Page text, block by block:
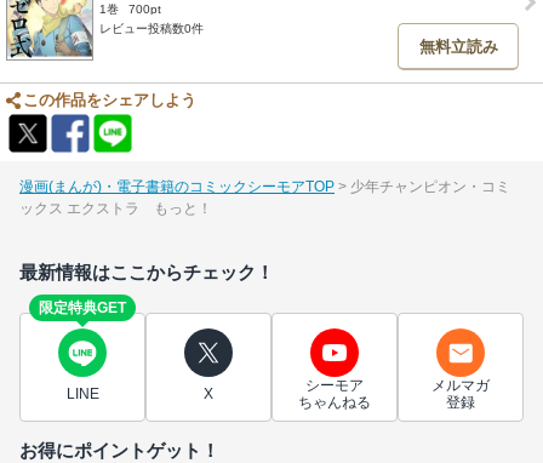
1巻
700pt
レビュー投稿数0件
無料立読み
この作品をシェアしよう
漫画(まんが)・電子書籍のコミックシーモアTOP
少年チャンピオン・コミ
ックス エクストラ もっと！
最新情報はここからチェック！
限定特典GET
LINE X
シーモア
ちゃんねる
メルマガ
登録
お得にポイントゲット！